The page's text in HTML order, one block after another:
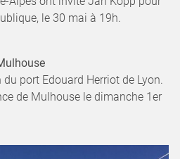
le 30 mai à 19h.
port Edouard Herriot de Lyon.
de Mulhouse le dimanche 1er